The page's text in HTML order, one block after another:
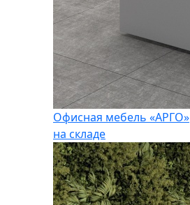
Офисная мебель «АРГО»
на складе